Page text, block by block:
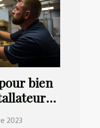
bien
2023